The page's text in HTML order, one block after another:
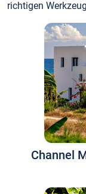
richtigen
Channel